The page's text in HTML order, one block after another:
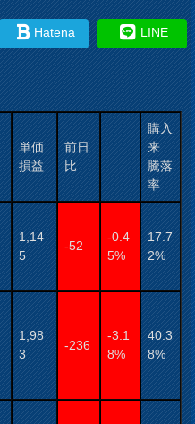
Hatena LINE
単価
損益
前日
比
購入
来
騰落
率
1,14
5
-52
-0.4
5%
17.7
2%
1,98
3
-236
-3.1
8%
40.3
8%